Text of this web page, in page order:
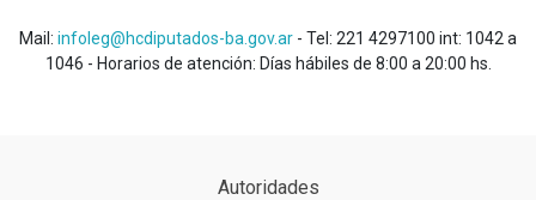
Mail: infoleg@hcdiputados-ba.gov.ar - Tel: 221 4297100 int: 1042 a
1046 - Horarios de atención: Días hábiles de 8:00 a 20:00 hs.
Autoridades